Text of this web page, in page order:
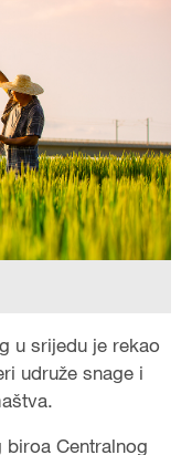
u srijedu je rekao
udruže snage i
Centralnog